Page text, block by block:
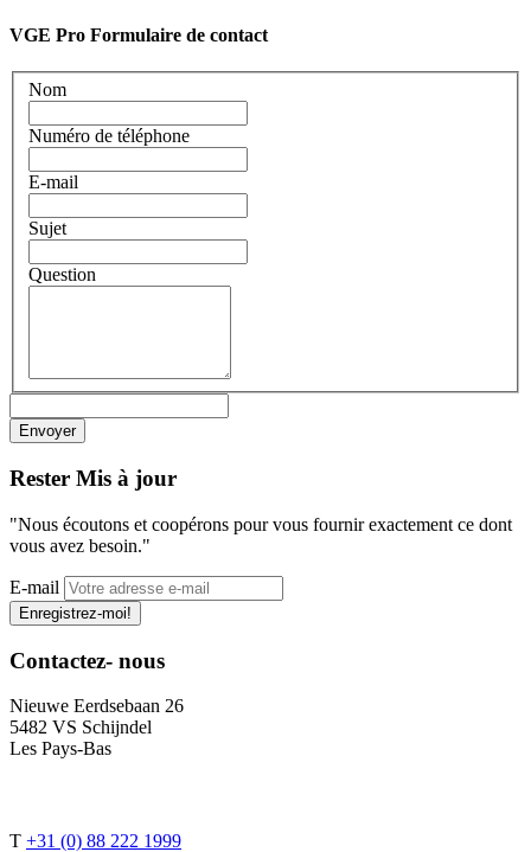
VGE Pro Formulaire de contact
Nom
Numéro de téléphone
E-mail
Sujet
Question
Rester Mis à jour
"Nous écoutons et coopérons pour vous fournir exactement ce dont
vous avez besoin."
E-mail
Enregistrez-moi!
Contactez- nous
Nieuwe Eerdsebaan 26
5482 VS Schijndel
Les Pays-Bas
T +31 (0) 88 222 1999